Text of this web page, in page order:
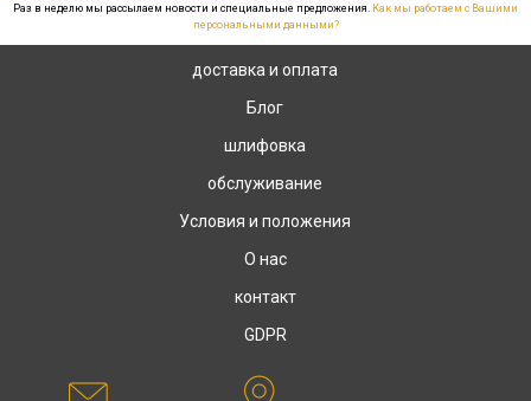
Раз в неделю мы рассылаем новости и специальные предложения. Как мы работаем с Вашими
персональными данными?
доставка и оплата
Блог
шлифовка
обслуживание
Условия и положения
О нас
контакт
GDPR